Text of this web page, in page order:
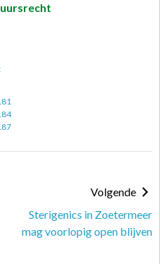
Volgende
Sterigenics in Zoetermeer
mag voorlopig open blijven